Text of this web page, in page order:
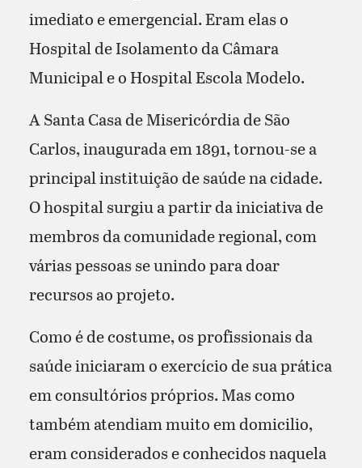
imediato e emergencial. Eram elas o
Hospital de Isolamento da Câmara
Municipal e o Hospital Escola Modelo.
A Santa Casa de Misericórdia de São
Carlos, inaugurada em 1891, tornou-se a
principal instituição de saúde na cidade.
O hospital surgiu a partir da iniciativa de
membros da comunidade regional, com
várias pessoas se unindo para doar
recursos ao projeto.
Como é de costume, os profissionais da
saúde iniciaram o exercício de sua prática
em consultórios próprios. Mas como
também atendiam muito em domicilio,
eram considerados e conhecidos naquela